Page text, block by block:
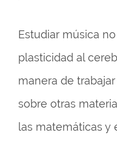
Estudiar música
plasticidad al
manera de
sobre otras
las matemáticas y